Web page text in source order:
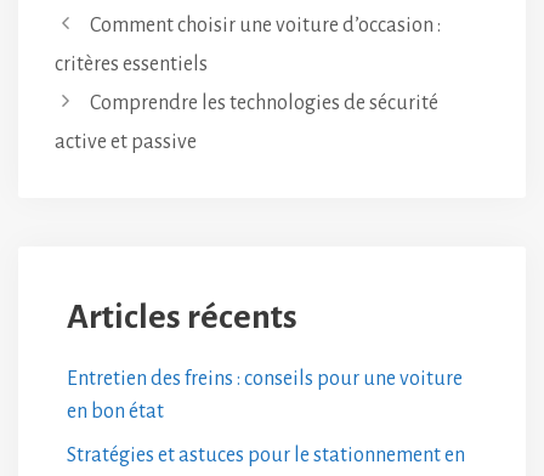
Comment choisir une voiture d’occasion :
critères essentiels
Comprendre les technologies de sécurité
active et passive
Articles récents
Entretien des freins : conseils pour une voiture
en bon état
Stratégies et astuces pour le stationnement en